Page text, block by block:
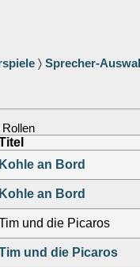
〉 Sprecher-
Kohle an Bord
Kohle an Bord
und die Picaros
und die Picaros